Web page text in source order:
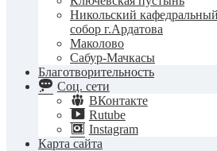
Никольский
собор г.Ардатова
Маколово
Сабур-Мачкасы
Благотворительность
Соц. сети
ВКонтакте
Rutube
Instagram
Карта сайта